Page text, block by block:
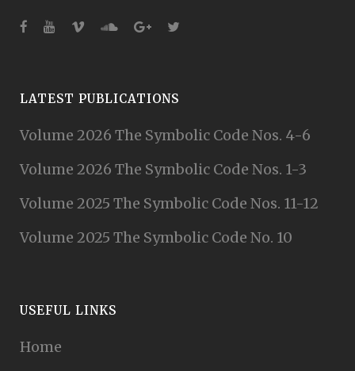
LATEST PUBLICATIONS
Volume 2026 The Symbolic Code Nos. 4-6
Volume 2026 The Symbolic Code Nos. 1-3
Volume 2025 The Symbolic Code Nos. 11-12
Volume 2025 The Symbolic Code No. 10
USEFUL LINKS
Home